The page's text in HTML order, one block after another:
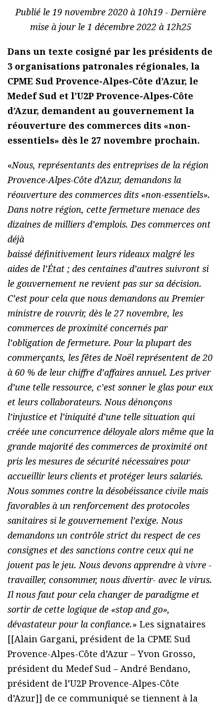
Publié le 19 novembre 2020 à 10h19 - Dernière
mise à jour le 1 décembre 2022 à 12h25
Dans un texte cosigné par les présidents de
3 organisations patronales régionales, la
CPME Sud Provence-Alpes-Côte d’Azur, le
Medef Sud et l’U2P Provence-Alpes-Côte
d’Azur, demandent au gouvernement la
réouverture des commerces dits «non-
essentiels» dès le 27 novembre prochain.
«Nous, représentants des entreprises de la région
Provence-Alpes-Côte d’Azur, demandons la
réouverture des commerces dits «non-essentiels».
Dans notre région, cette fermeture menace des
dizaines de milliers d’emplois. Des commerces ont
déjà
baissé définitivement leurs rideaux malgré les
aides de l’État ; des centaines d’autres suivront si
le gouvernement ne revient pas sur sa décision.
C’est pour cela que nous demandons au Premier
ministre de rouvrir, dès le 27 novembre, les
commerces de proximité concernés par
l’obligation de fermeture. Pour la plupart des
commerçants, les fêtes de Noël représentent de 20
à 60 % de leur chiffre d’affaires annuel. Les priver
d’une telle ressource, c’est sonner le glas pour eux
et leurs collaborateurs. Nous dénonçons
l’injustice et l’iniquité d’une telle situation qui
créée une concurrence déloyale alors même que la
grande majorité des commerces de proximité ont
pris les mesures de sécurité nécessaires pour
accueillir leurs clients et protéger leurs salariés.
Nous sommes contre la désobéissance civile mais
favorables à un renforcement des protocoles
sanitaires si le gouvernement l’exige. Nous
demandons un contrôle strict du respect de ces
consignes et des sanctions contre ceux qui ne
jouent pas le jeu. Nous devons apprendre à vivre -
travailler, consommer, nous divertir- avec le virus.
Il nous faut pour cela changer de paradigme et
sortir de cette logique de «stop and go»,
dévastateur pour la confiance.» Les signataires
[[Alain Gargani, président de la CPME Sud
Provence-Alpes-Côte d’Azur – Yvon Grosso,
président du Medef Sud – André Bendano,
président de l’U2P Provence-Alpes-Côte
d’Azur]] de ce communiqué se tiennent à la